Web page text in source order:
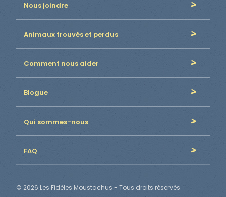
Nous joindre
Animaux trouvés et perdus
Comment nous aider
Blogue
Qui sommes-nous
FAQ
© 2026 Les Fidèles Moustachus - Tous droits réservés.